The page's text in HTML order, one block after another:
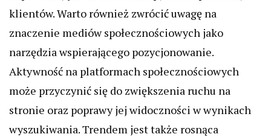
klientów. Warto również zwrócić uwagę na
znaczenie mediów społecznościowych jako
narzędzia wspierającego pozycjonowanie.
Aktywność na platformach społecznościowych
może przyczynić się do zwiększenia ruchu na
stronie oraz poprawy jej widoczności w wynikach
wyszukiwania. Trendem jest także rosnąca